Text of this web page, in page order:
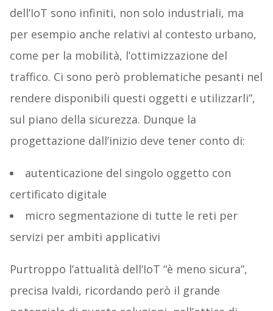
dell’IoT sono infiniti, non solo industriali, ma
per esempio anche relativi al contesto urbano,
come per la mobilità, l’ottimizzazione del
traffico. Ci sono però problematiche pesanti nel
rendere disponibili questi oggetti e utilizzarli”,
sul piano della sicurezza. Dunque la
progettazione dall’inizio deve tener conto di:
autenticazione del singolo oggetto con
certificato digitale
micro segmentazione di tutte le reti per
servizi per ambiti applicativi
Purtroppo l’attualità dell’IoT “è meno sicura”,
precisa Ivaldi, ricordando però il grande